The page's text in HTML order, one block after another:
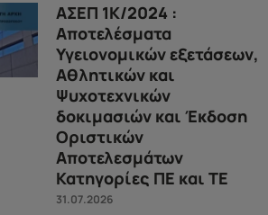
ΑΣΕΠ 1Κ/2024 :
Αποτελέσματα
Υγειονομικών εξετάσεων,
Αθλητικών και
Ψυχοτεχνικών
δοκιμασιών και Έκδοση
Οριστικών
Αποτελεσμάτων
Κατηγορίες ΠΕ και ΤΕ
31.07.2026